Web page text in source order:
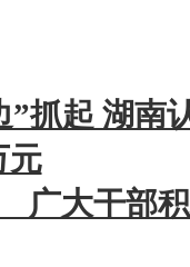
”抓起 湖南
元
大干部